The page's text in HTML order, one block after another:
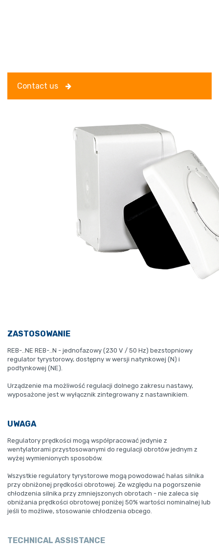
Contact us
ZASTOSOWANIE
REB-..NE REB-..N - jednofazowy (230 V / 50 Hz) bezstopniowy
regulator tyrystorowy, dostępny w wersji natynkowej (N) i
podtynkowej (NE).
Urządzenie ma możliwość regulacji dolnego zakresu nastawy,
wyposażone jest w wyłącznik zintegrowany z nastawnikiem.
UWAGA
Regulatory prędkości mogą współpracować jedynie z
wentylatorami przystosowanymi do regulacji obrotów jednym z
wyżej wymienionych sposobów.
Wszystkie regulatory tyrystorowe mogą powodować hałas silnika
przy obniżonej prędkości obrotowej. Ze względu na pogorszenie
chłodzenia silnika przy zmniejszonych obrotach - nie zaleca się
obniżania prędkości obrotowej poniżej 50% wartości nominalnej lub
jeśli to możliwe, stosowanie chłodzenia obcego.
TECHNICAL ASSISTANCE